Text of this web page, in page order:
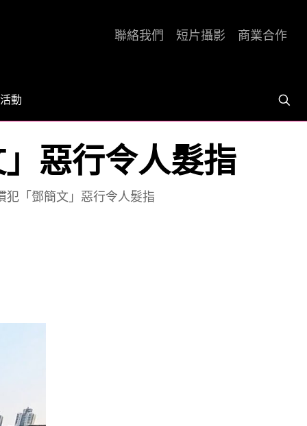
活動
聯絡我們 短片攝影 商業合作
惡行令人髮指
犯「鄧簡文」惡行令人髮指